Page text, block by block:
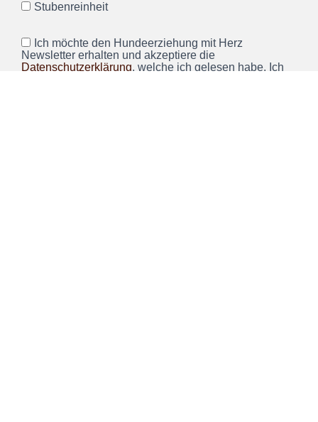
Stubenreinheit
Ich möchte den Hundeerziehung mit Herz
Newsletter erhalten und akzeptiere die
Datenschutzerklärung, welche ich gelesen habe. Ich